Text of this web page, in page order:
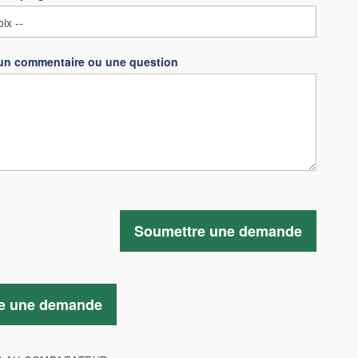
commentaire ou une question
Soumettre une demande
une demande